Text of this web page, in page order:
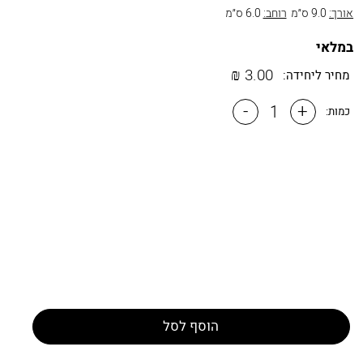
אורך: 9.0 ס״מ רוחב: 6.0 ס״מ
במלאי
מחיר ליחידה: 3.00
₪
כמות: +
-
הוסף לסל